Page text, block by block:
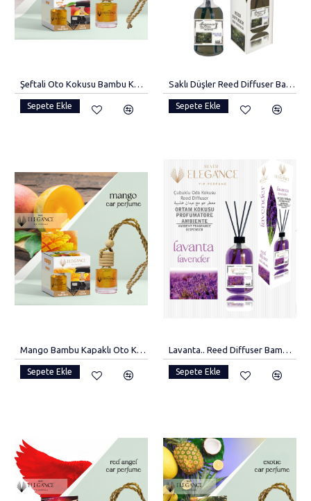
Şeftali Oto Kokusu Bambu Kapaklı Araba Kokusu
Sepete Ekle
Saklı Düşler Reed Diffuser Bambu Çubuklu Oda Kokusu 110 ml
Sepete Ekle
Mango Bambu Kapaklı Oto Kokusu
Sepete Ekle
Lavanta.. Reed Diffuser Bambu Çubuklu Oda Kokusu (110 Ml)
Sepete Ekle